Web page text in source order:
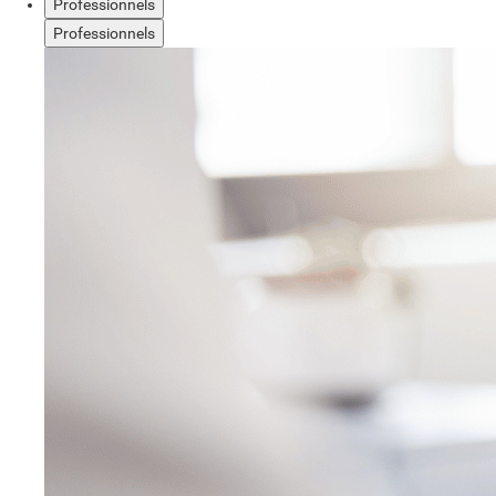
Professionnels
Professionnels